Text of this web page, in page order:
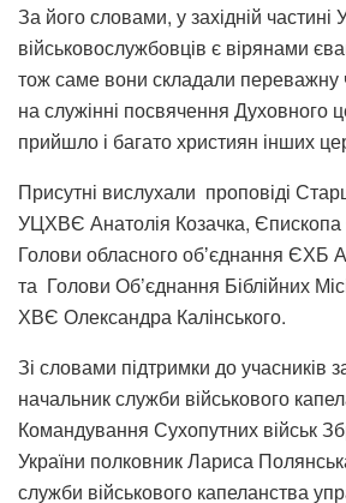
За його словами, у західній частині
військовослужбовців є вірянами
тож саме вони складали переважну
на служінні посвячення Духовного
прийшло і багато християн інших
Присутні вислухали проповіді
УЦХВЄ Анатолія Козачка, Єпископа
Голови обласного обʼєднання ЄХБ
та Голови Об’єднання Біблійних
ХВЄ Олександра Калінського.
Зі словами підтримки до учасників
начальник служби військового
Командування Сухопутних військ
України полковник Лариса
служби військового капеланства